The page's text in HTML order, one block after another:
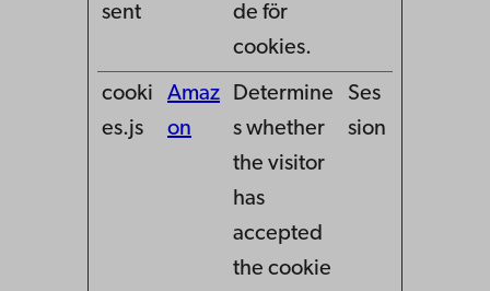
sent
de för
cookies.
cooki
es.js
Amaz
on
Determine
s whether
the visitor
has
accepted
the cookie
Ses
sion